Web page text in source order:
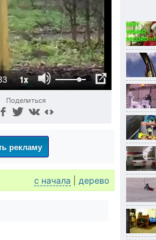
1x
Поделиться
рекламу
с начала дерево